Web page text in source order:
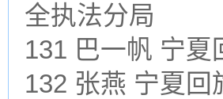
全执法分局
131 巴一帆 宁夏
132 张燕 宁夏